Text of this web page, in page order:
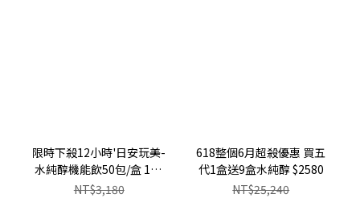
限時下殺12小時'日安玩美-
水純醇機能飲50包/盒 168
元
NT$3,180
618整個6月超殺優惠 買五
代1盒送9盒水純醇 $2580
NT$25,240